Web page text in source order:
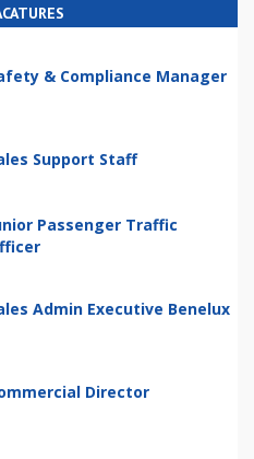
& Compliance Manager
Support Staff
Passenger Traffic
Admin Executive Benelux
Director